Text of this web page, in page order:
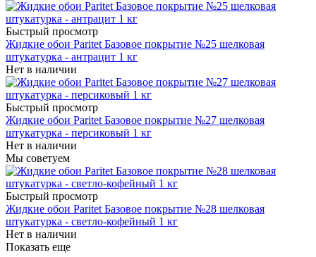
Быстрый просмотр
Жидкие обои Paritet Базовое покрытие №25 шелковая
штукатурка - антрацит 1 кг
Нет в наличии
Быстрый просмотр
Жидкие обои Paritet Базовое покрытие №27 шелковая
штукатурка - персиковый 1 кг
Нет в наличии
Мы советуем
Быстрый просмотр
Жидкие обои Paritet Базовое покрытие №28 шелковая
штукатурка - светло-кофейный 1 кг
Нет в наличии
Показать еще